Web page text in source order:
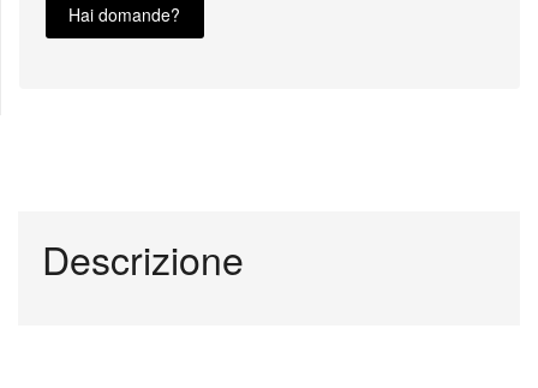
Hai domande?
Descrizione